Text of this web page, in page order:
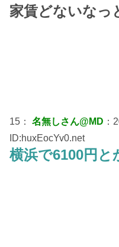
家賃どないなっ
15： 名無しさん@MD ：
ID:huxEocYv0.net
横浜で6100円と